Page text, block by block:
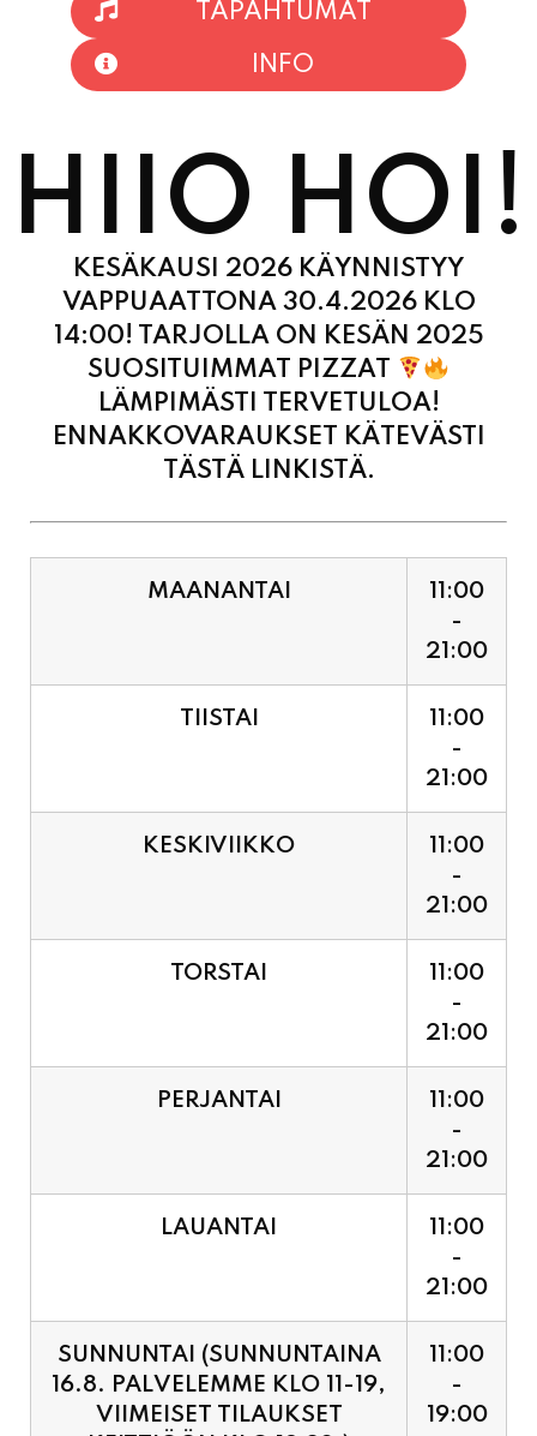
HIIO HOI!
KESÄKAUSI 2026 KÄYNNISTYY
VAPPUAATTONA 30.4.2026 KLO
14:00! TARJOLLA ON KESÄN 2025
SUOSITUIMMAT PIZZAT
LÄMPIMÄSTI TERVETULOA!
ENNAKKOVARAUKSET KÄTEVÄSTI
TÄSTÄ LINKISTÄ.
-
21:00
11:00
-
21:00
11:00
-
21:00
11:00
-
21:00
11:00
-
21:00
11:00
-
21:00
VIIMEISET TILAUKSET
KEITTIÖÖN KLO 18:30.)
11:00
-
19:00